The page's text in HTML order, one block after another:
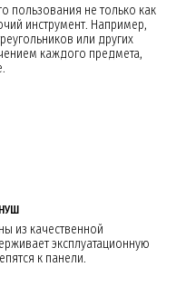
пользования не только как
инструмент. Например,
или других
каждого предмета,
из качественной
эксплуатационную
к панели.